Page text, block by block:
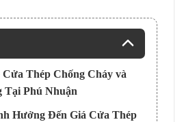
Cửa Thép Chống Cháy và
Tại Phú Nhuận
Hưởng Đến Giá Cửa Thép